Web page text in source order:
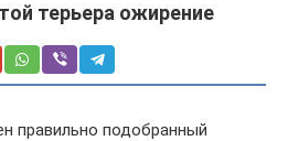
терьера ожирение
правильно подобранный